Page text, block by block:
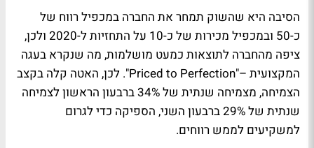
הסיבה היא שהשוק תמחר את החברה במכפיל רווח של
כ-50 ובמכפיל מכירות של כ-10 על התחזיות ל-2020 ולכן,
ציפה מהחברה לתוצאות כמעט מושלמות, מה שנקרא בעגה
המקצועית –"Priced to Perfection". לכן, האטה קלה בקצב
הצמיחה, מצמיחה שנתית של 34% ברבעון הראשון לצמיחה
שנתית של 29% ברבעון השני, הספיקה כדי לגרום
למשקיעים לממש רווחים.